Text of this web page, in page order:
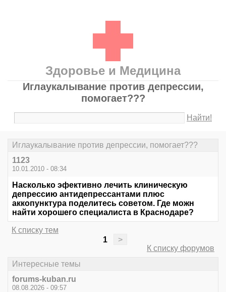
Здоровье и Медицина
Иглаукалывание против депрессии,
помогает???
Найти!
Иглаукалывание против депрессии, помогает???
1123
10.01.2010 - 08:34
Насколько эфективно лечить клиническую
депрессию антидепрессантами плюс
аккопунктура поделитесь советом. Где можн
найти хорошего специалиста в Краснодаре?
К списку тем
1
>
К списку форумов
Интересные темы
forums-kuban.ru
08.08.2026 - 09:57